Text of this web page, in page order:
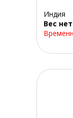
Индия
Вес